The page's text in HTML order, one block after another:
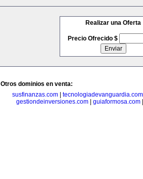
Realizar una Oferta
Precio Ofrecido $
Otros dominios en venta:
susfinanzas.com| tecnologiadevanguardia.com
gestiondeinversiones.com| guiaformosa.com